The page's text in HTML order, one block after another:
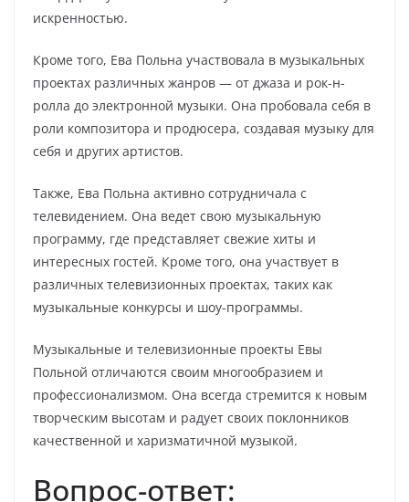
искренностью.
Кроме того, Ева Польна участвовала в музыкальных
проектах различных жанров — от джаза и рок-н-
ролла до электронной музыки. Она пробовала себя в
роли композитора и продюсера, создавая музыку для
себя и других артистов.
Также, Ева Польна активно сотрудничала с
телевидением. Она ведет свою музыкальную
программу, где представляет свежие хиты и
интересных гостей. Кроме того, она участвует в
различных телевизионных проектах, таких как
музыкальные конкурсы и шоу-программы.
Музыкальные и телевизионные проекты Евы
Польной отличаются своим многообразием и
профессионализмом. Она всегда стремится к новым
творческим высотам и радует своих поклонников
качественной и харизматичной музыкой.
Вопрос-ответ: